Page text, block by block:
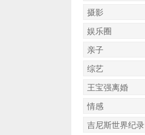
摄影
娱乐圈
亲子
综艺
王宝强离婚
情感
吉尼斯世界纪录